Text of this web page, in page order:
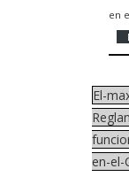
en
El-
en-el-